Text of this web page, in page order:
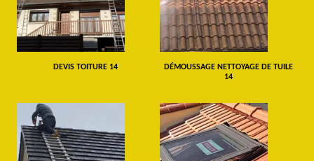
DEVIS TOITURE 14
DÉMOUSSAGE NETTOYAGE DE TUILE
14